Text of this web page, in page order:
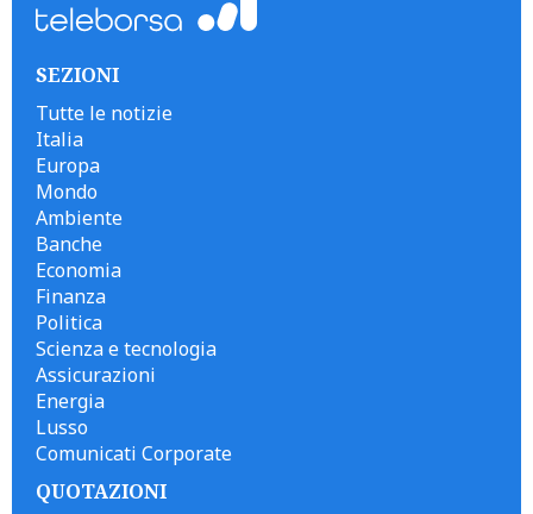
SEZIONI
Tutte le notizie
Italia
Europa
Mondo
Ambiente
Banche
Economia
Finanza
Politica
Scienza e tecnologia
Assicurazioni
Energia
Lusso
Comunicati Corporate
QUOTAZIONI